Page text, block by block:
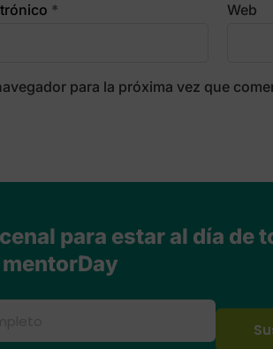
* Web
para la próxima vez que
para estar al día de